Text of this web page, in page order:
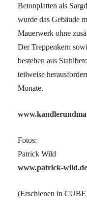
Betonplatten als
wurde das Gebäude
Mauerwerk ohne
Der Treppenkern
bestehen aus
teilweise
Monate.
Fotos:
Patrick Wild
www.patrick-wild.de
(Erschienen in